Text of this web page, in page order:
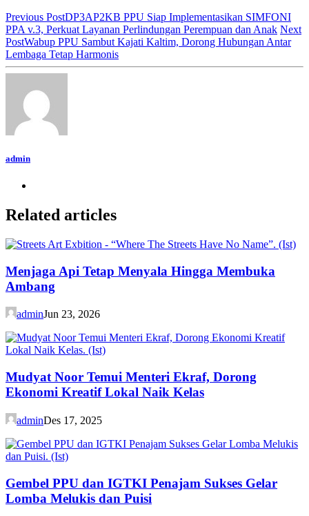
Previous PostDP3AP2KB PPU Siap Implementasikan SIMFONI
PPA v.3, Perkuat Layanan Perlindungan Perempuan dan Anak Next
PostWabup PPU Sambut Kajati Kaltim, Dorong Hubungan Antar
Lembaga Tetap Harmonis
admin
Related articles
Menjaga Api Tetap Menyala Hingga Membuka
Ambang
adminJun 23, 2026
Mudyat Noor Temui Menteri Ekraf, Dorong
Ekonomi Kreatif Lokal Naik Kelas
adminDes 17, 2025
Gembel PPU dan IGTKI Penajam Sukses Gelar
Lomba Melukis dan Puisi